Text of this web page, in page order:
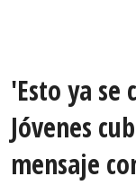
'Esto ya se
Jóvenes
mensaje